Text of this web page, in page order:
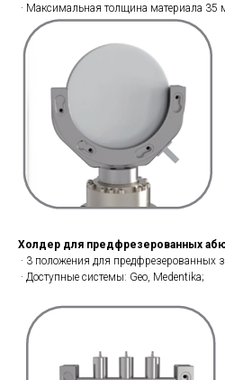
· Максимальная толщина материала 35
Холдер для предфрезерованных
· 3 положения для предфрезерованных
· Доступные системы: Geo, Medentika;